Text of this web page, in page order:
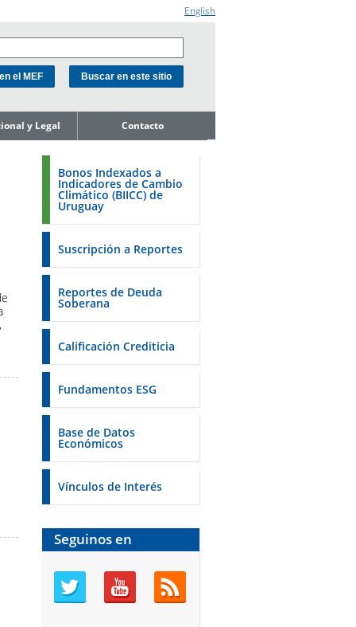
English
y Legal
la Unidad
a la SEC
Contacto
Bonos Indexados a
Indicadores de Cambio
Climático (BIICC) de
Uruguay
Suscripción a Reportes
Reportes de Deuda
Soberana
Calificación Crediticia
Fundamentos ESG
Base de Datos
Económicos
Vínculos de Interés
Seguinos en